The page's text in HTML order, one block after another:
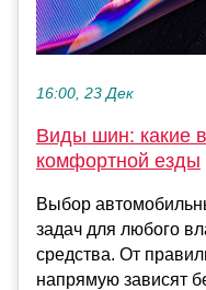
16:00, 23 Дек
Виды шин: какие
комфортной езды
Выбор
задач для любого
средства. От
напрямую зависят